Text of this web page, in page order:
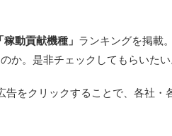
「稼動貢献機種」 ランキングを掲載
か。是非チェックしてもらいたい
をクリックすることで、各社・